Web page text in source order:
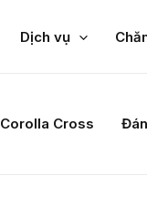
Dịch vụ
Corolla Cross